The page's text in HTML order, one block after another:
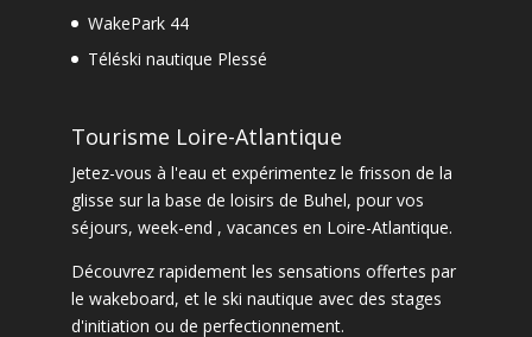
WakePark 44
Téléski nautique Plessé
Tourisme Loire-Atlantique
Jetez-vous à l'eau et expérimentez le frisson de la
glisse sur la base de loisirs de Buhel, pour vos
séjours, week-end , vacances en Loire-Atlantique.
Découvrez rapidement les sensations offertes par
le wakeboard, et le ski nautique avec des stages
d'initiation ou de perfectionnement.